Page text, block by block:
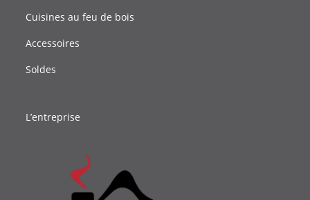
Cuisines au feu de bois
Accessoires
Soldes
L’entreprise